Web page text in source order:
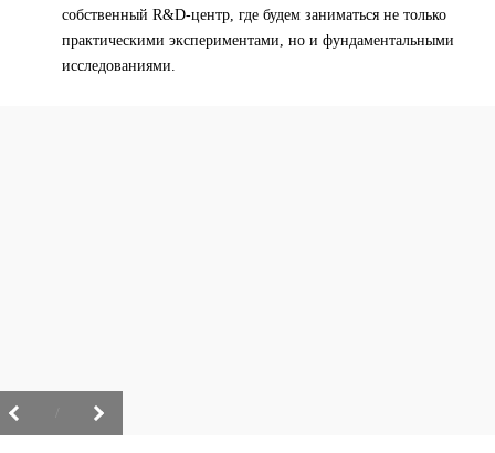
собственный R&D-центр, где будем заниматься не только
практическими экспериментами, но и фундаментальными
исследованиями.